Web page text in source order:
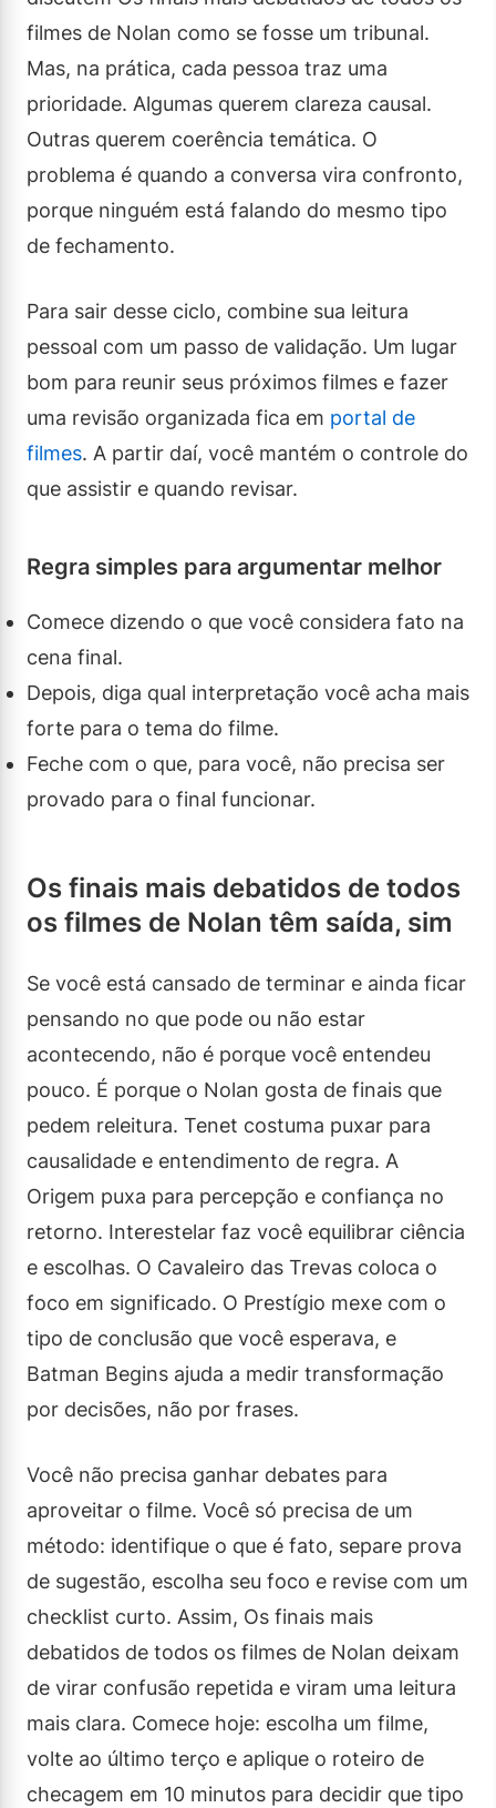
filmes de Nolan como se fosse um tribunal.
Mas, na prática, cada pessoa traz uma
prioridade. Algumas querem clareza causal.
Outras querem coerência temática. O
problema é quando a conversa vira confronto,
porque ninguém está falando do mesmo tipo
de fechamento.
Para sair desse ciclo, combine sua leitura
pessoal com um passo de validação. Um lugar
bom para reunir seus próximos filmes e fazer
uma revisão organizada fica em portal de
filmes. A partir daí, você mantém o controle do
que assistir e quando revisar.
Regra simples para argumentar melhor
Comece dizendo o que você considera fato na
cena final.
Depois, diga qual interpretação você acha mais
forte para o tema do filme.
Feche com o que, para você, não precisa ser
provado para o final funcionar.
Os finais mais debatidos de todos
os filmes de Nolan têm saída, sim
Se você está cansado de terminar e ainda ficar
pensando no que pode ou não estar
acontecendo, não é porque você entendeu
pouco. É porque o Nolan gosta de finais que
pedem releitura. Tenet costuma puxar para
causalidade e entendimento de regra. A
Origem puxa para percepção e confiança no
retorno. Interestelar faz você equilibrar ciência
e escolhas. O Cavaleiro das Trevas coloca o
foco em significado. O Prestígio mexe com o
tipo de conclusão que você esperava, e
Batman Begins ajuda a medir transformação
por decisões, não por frases.
Você não precisa ganhar debates para
aproveitar o filme. Você só precisa de um
método: identifique o que é fato, separe prova
de sugestão, escolha seu foco e revise com um
checklist curto. Assim, Os finais mais
debatidos de todos os filmes de Nolan deixam
de virar confusão repetida e viram uma leitura
mais clara. Comece hoje: escolha um filme,
volte ao último terço e aplique o roteiro de
checagem em 10 minutos para decidir que tipo